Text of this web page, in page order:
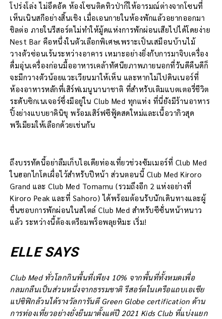
โปร่งโล่ง ไม่อึดอัด ห้องโซนติดทิวป่าก็ให้อารมณ์ต่างจากโซนที่
เห็นเนินสกีอย่างสิ้นเชิง เมื่อเอนกายในห้องพักแล้วอยากออกมา
ชิลต่อ ภายในรีสอร์ตไม่ทำให้มู้ดแห่งการพักผ่อนเสียไปได้โดยง่าย
Nest Bar คือหนึ่งในตัวเลือกพิเศษเพราะเป็นเสมือนบ้านไม้
วางตัวซ่อนเร้นระหว่างอาคาร เหมาะอย่างยิ่งกับการมาจิบเครื่อง
ดื่มอุ่นเครื่องก่อนมื้ออาหารเคล้าทัศนียภาพภายนอกที่วันดีคืนดีก็
จะมีกวางตัวน้อยแวะเวียนมาให้เห็น และหากไม่ไปดินเนอร์ที่
ห้องอาหารหลักที่เสิร์ฟเมนูนานาชาติ ที่สำหรับเติมแบตเตอรี่ชีวิต
ระดับซิกเนเจอร์ซึ่งมีอยู่ใน Club Med ทุกแห่ง ที่นี่ยังมีร้านอาหาร
ปิ้งย่างแบบยาคินิขุ พร้อมเสิร์ฟซีฟู้ดสดใหม่และเนื้อวากิวสุด
พรีเมียมให้เลือกด้วยเช่นกัน
ถึงบรรทัดนี้อย่าลืมเก็บไอเดียท่องเที่ยวช่วงซัมเมอร์ที่ Club Med
ในฮอกไกโดเผื่อไว้สำหรับปีหน้า ส่วนตอนนี้ Club Med Kiroro
Grand และ Club Med Tomamu (รวมถึงอีก 2 แห่งอย่างที่
Kiroro Peak และที่ Sahoro) ได้พร้อมต้อนรับนักเดินทางและผู้
ชื่นชอบการพักผ่อนในสไตล์ Club Med สำหรับซีซั่นหน้าหนาว
แล้ว ระหว่างนี้ต้องเตรียมพร็อพลุยหิมะ เริ่ม!
ELLE SAYS
Club Med ทั่วโลกกินพื้นที่เพียง 10% จากพื้นที่ทั้งหมดเพื่อ
กลมกลืนเป็นส่วนหนึ่งจากธรรมชาติ รีสอร์ตในเครือแถบเอเชีย
แปซิฟิกล้วนได้รางวัลการันตี Green Globe certification ด้าน
การท่องเที่ยวอย่างยั่งยืนมาตั้งแต่ปี 2021 Kids Club ที่แบ่งแยก